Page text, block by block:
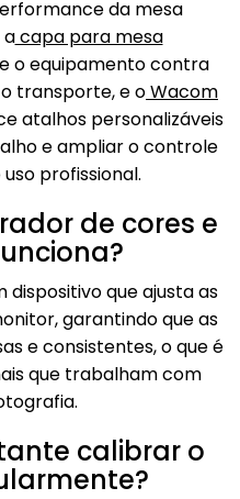
da mesa
capa para mesa
o equipamento contra
transporte, e oWacom
atalhos personalizáveis
e ampliar o controle
profissional.
de cores e
que ajusta as
garantindo que as
e consistentes, o que é
que trabalham com
calibrar o